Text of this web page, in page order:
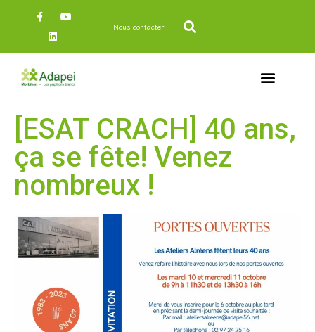
Nous contacter
[ESAT CRACH] 40 ans,
ça se fête! Venez
nombreux !